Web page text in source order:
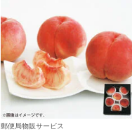
郵便局物販サービス